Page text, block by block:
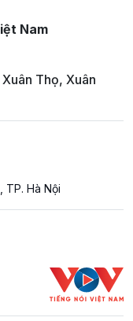
Nam
Thọ, Xuân
TP. Hà Nội